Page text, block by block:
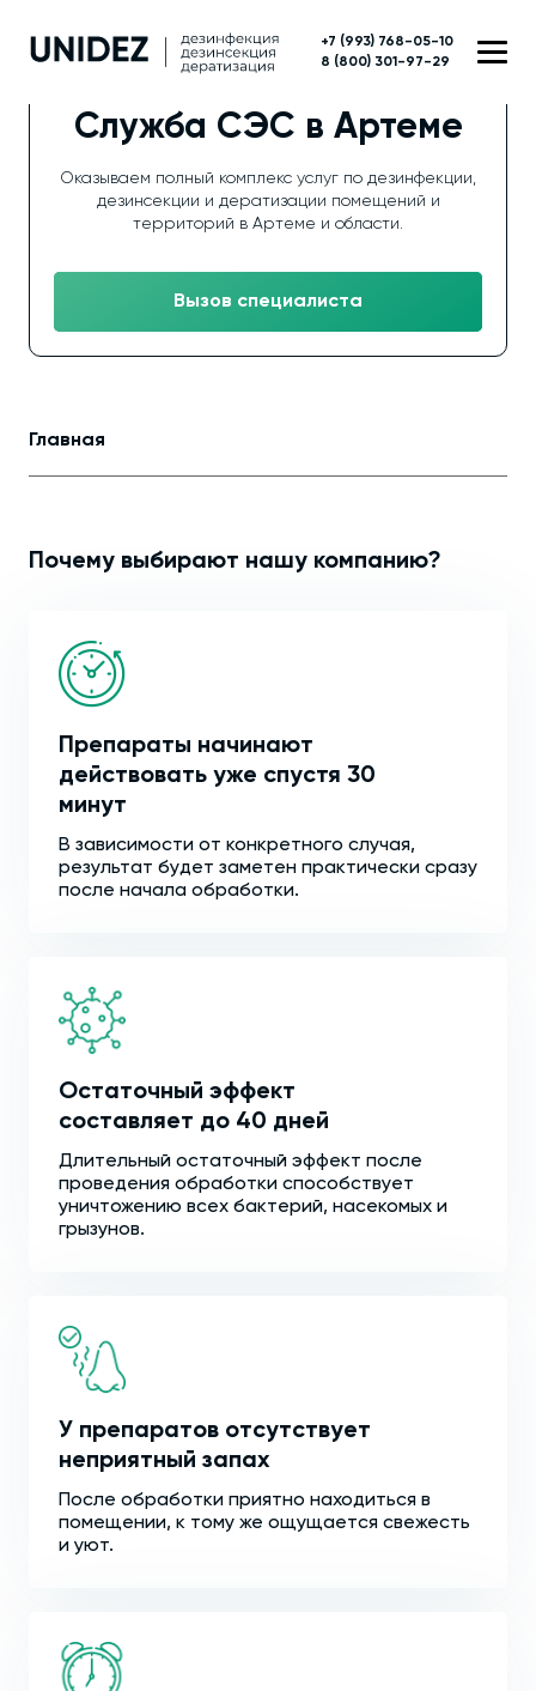
+7 (993) 768-05-10
8 (800) 301-97-29
Служба СЭС в Артеме
Оказываем полный комплекс услуг по дезинфекции,
дезинсекции и дератизации помещений и
территорий в Артеме и области.
Вызов специалиста
Главная
Почему выбирают нашу компанию?
Препараты начинают
действовать уже спустя 30
минут
В зависимости от конкретного случая,
результат будет заметен практически сразу
после начала обработки.
Остаточный эффект
составляет до 40 дней
Длительный остаточный эффект после
проведения обработки способствует
уничтожению всех бактерий, насекомых и
грызунов.
У препаратов отсутствует
неприятный запах
После обработки приятно находиться в
помещении, к тому же ощущается свежесть
и уют.